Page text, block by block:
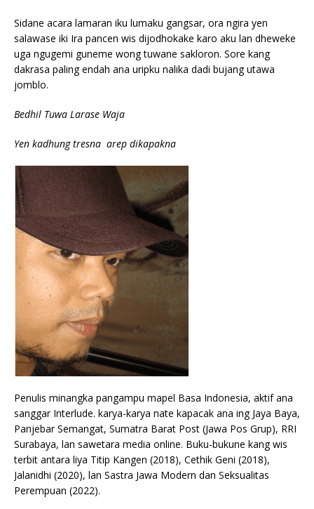
Sidane acara lamaran iku lumaku gangsar, ora ngira yen
salawase iki Ira pancen wis dijodhokake karo aku lan dheweke
uga ngugemi guneme wong tuwane sakloron. Sore kang
dakrasa paling endah ana uripku nalika dadi bujang utawa
jomblo.
Bedhil Tuwa Larase Waja
Yen kadhung tresna arep dikapakna
Penulis minangka pangampu mapel Basa Indonesia, aktif ana
sanggar Interlude. karya-karya nate kapacak ana ing Jaya Baya,
Panjebar Semangat, Sumatra Barat Post (Jawa Pos Grup), RRI
Surabaya, lan sawetara media online. Buku-bukune kang wis
terbit antara liya Titip Kangen (2018), Cethik Geni (2018),
Jalanidhi (2020), lan Sastra Jawa Modern dan Seksualitas
Perempuan (2022).